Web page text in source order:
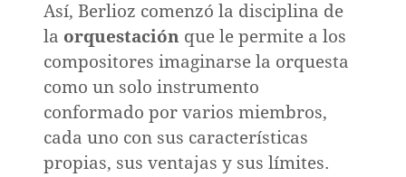
Así, Berlioz comenzó la disciplina de
la orquestación que le permite a los
compositores imaginarse la orquesta
como un solo instrumento
conformado por varios miembros,
cada uno con sus características
propias, sus ventajas y sus límites.